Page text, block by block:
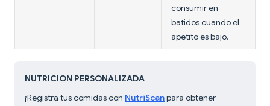
consumir en
batidos cuando el
apetito es bajo.
NUTRICION PERSONALIZADA
¡Registra tus comidas con NutriScanpara obtener